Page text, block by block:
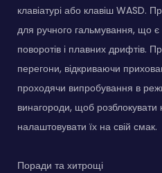
клавіатурі або клавіш WASD.
для ручного гальмування, що
поворотів і плавних дрифтів.
перегони, відкриваючи
проходячи випробування в
винагороди, щоб розблокувати
налаштовувати їх на свій смак.
Поради та хитрощі